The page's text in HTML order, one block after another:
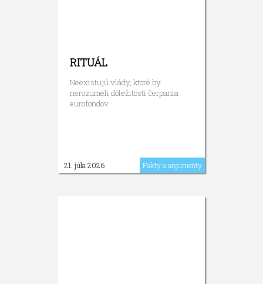
RITUÁL
Neexistujú vlády, ktoré by
nerozumeli dôležitosti čerpania
eurofondov.
21. júla 2026 Fakty a argumenty